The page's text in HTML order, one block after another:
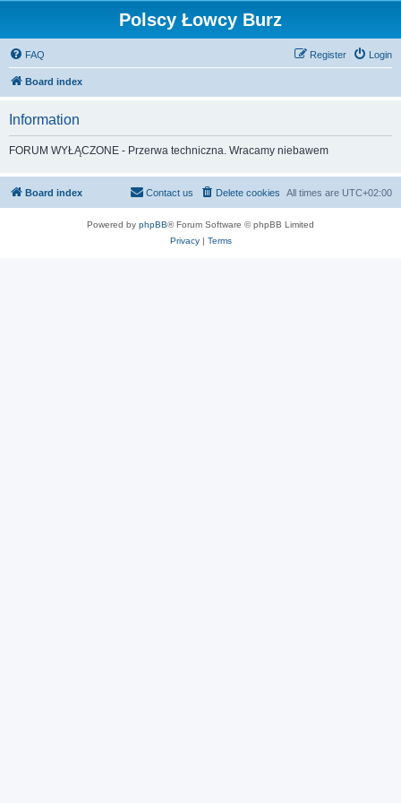
Polscy Łowcy Burz
FAQ Login
Register
Board index
Information
FORUM WYŁĄCZONE - Przerwa techniczna. Wracamy niebawem
Board index All times are UTC+02:00
Delete cookies
Contact us
Powered by phpBB® Forum Software © phpBB Limited
Privacy| Terms